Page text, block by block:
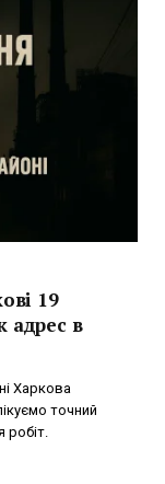
19
адрес в
Харкова
точний
робіт.